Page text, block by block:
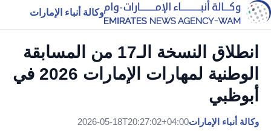
وكالة أنباء الإمارات
انطلاق النسخة الـ17 من المسابقة
الوطنية لمهارات الإمارات 2026 في
أبوظبي
وكالة أنباء الإمارات2026-05-18T20:27:02+04:00